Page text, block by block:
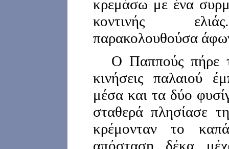
κρεμάσω με ένα
κοντινής
παρακολουθούσα
Ο Παππούς πήρε
κινήσεις παλαιού
μέσα και τα δύο
σταθερά πλησίασε
κρέμονταν το
απόσταση δέκα